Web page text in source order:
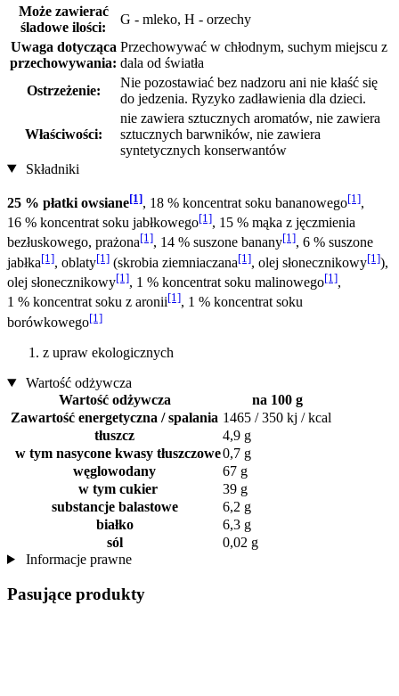
Może zawierać
śladowe ilości:
G - mleko, H - orzechy
Uwaga dotycząca
przechowywania:
Przechowywać w chłodnym, suchym miejscu z
dala od światła
Ostrzeżenie:
Nie pozostawiać bez nadzoru ani nie kłaść się
do jedzenia. Ryzyko zadławienia dla dzieci.
Właściwości:
nie zawiera sztucznych aromatów, nie zawiera
sztucznych barwników, nie zawiera
syntetycznych konserwantów
Składniki
25 % płatki owsiane[1], 18 % koncentrat soku bananowego[1],
16 % koncentrat soku jabłkowego[1], 15 % mąka z jęczmienia
bezłuskowego, prażona[1], 14 % suszone banany[1], 6 % suszone
jabłka[1], oblaty[1] (skrobia ziemniaczana[1], olej słonecznikowy[1]),
olej słonecznikowy[1], 1 % koncentrat soku malinowego[1],
1 % koncentrat soku z aronii[1], 1 % koncentrat soku
borówkowego[1]
z upraw ekologicznych
Wartość odżywcza
Wartość odżywcza
na 100 g
Zawartość energetyczna / spalania 1465 / 350 kj / kcal
tłuszcz
4,9 g
w tym nasycone kwasy tłuszczowe0,7 g
węglowodany
67 g
w tym cukier
39 g
substancje balastowe
6,2 g
białko
6,3 g
sól
0,02 g
Informacje prawne
Pasujące produkty